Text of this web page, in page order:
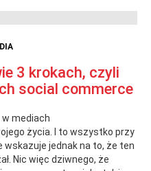
3 krokach, czyli
social commerce
w mediach
życia. I to wszystko przy
wskazuje jednak na to, że ten
Nic więc dziwnego, że